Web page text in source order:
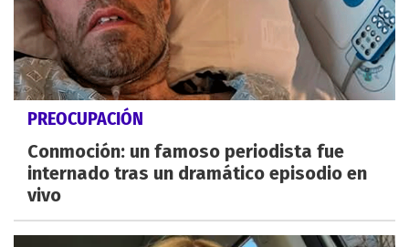
PREOCUPACIÓN
Conmoción: un famoso periodista fue
internado tras un dramático episodio en
vivo